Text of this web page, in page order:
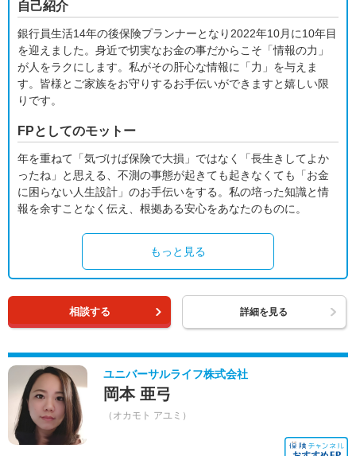
自己紹介
銀行員生活14年の後保険プランナーとなり2022年10月に10年目
を迎えました。身近で切実なお金の事だからこそ「情報の力」
が人をラクにします。私がその肝心な情報に「力」を与えま
す。皆様とご家族をお守りするお手伝いができますと嬉しい限
りです。
FPとしてのモットー
年を重ねて「気づけば保険で大損」ではなく「長生きしてよか
ったね」と思える、不測の事態が起きても起きなくても「お金
に困らない人生設計」のお手伝いをする。私の培った知識と情
報を余すことなく伝え、根拠ある安心をあなたのものに。
もっと見る
相談する 詳細を見る
ユニバーサルライフ株式会社
岡本 亜弓
（オカモト アユミ）